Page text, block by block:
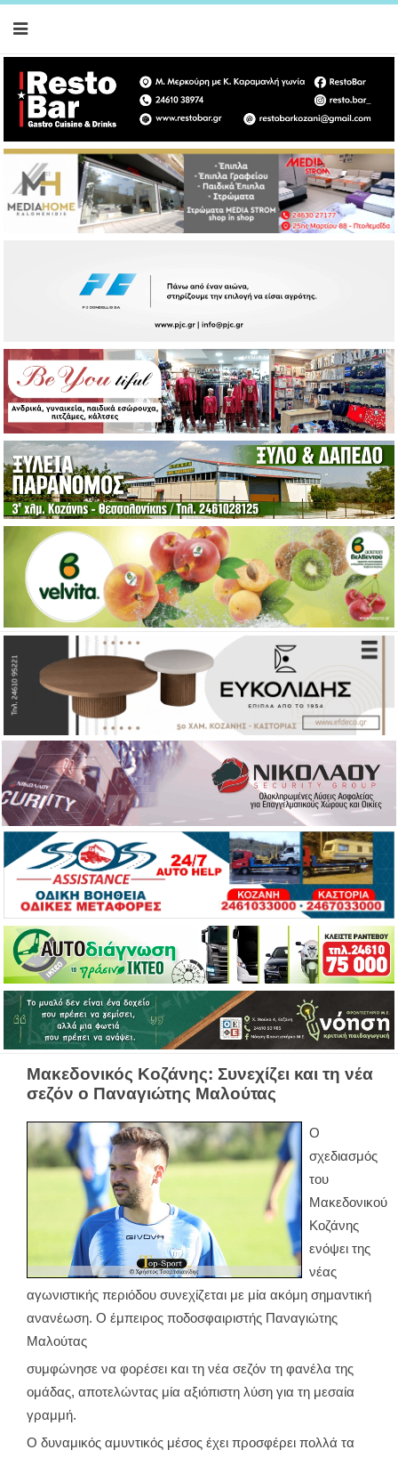
Μακεδονικός Κοζάνης: Συνεχίζει και τη νέα
σεζόν ο Παναγιώτης Μαλούτας
Ο
σχεδιασμός
του
Μακεδονικού
Κοζάνης
ενόψει της
νέας
αγωνιστικής περιόδου συνεχίζεται με μία ακόμη σημαντική
ανανέωση. Ο έμπειρος ποδοσφαιριστής Παναγιώτης
Μαλούτας
συμφώνησε να φορέσει και τη νέα σεζόν τη φανέλα της
ομάδας, αποτελώντας μία αξιόπιστη λύση για τη μεσαία
γραμμή.
Ο δυναμικός αμυντικός μέσος έχει προσφέρει πολλά τα